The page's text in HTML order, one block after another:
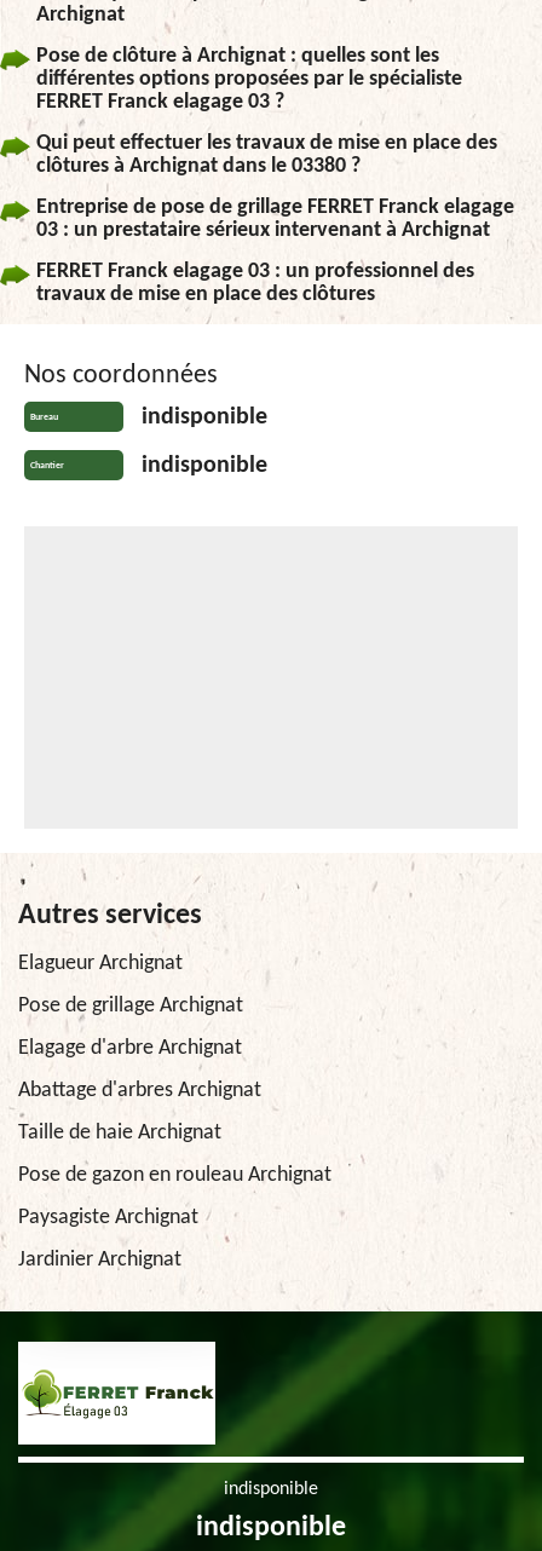
Archignat
Pose de clôture à Archignat : quelles sont les
différentes options proposées par le spécialiste
FERRET Franck elagage 03 ?
Qui peut effectuer les travaux de mise en place des
clôtures à Archignat dans le 03380 ?
Entreprise de pose de grillage FERRET Franck elagage
03 : un prestataire sérieux intervenant à Archignat
FERRET Franck elagage 03 : un professionnel des
travaux de mise en place des clôtures
Nos coordonnées
Bureau indisponible
Chantier indisponible
Autres services
Elagueur Archignat
Pose de grillage Archignat
Elagage d'arbre Archignat
Abattage d'arbres Archignat
Taille de haie Archignat
Pose de gazon en rouleau Archignat
Paysagiste Archignat
Jardinier Archignat
indisponible
indisponible